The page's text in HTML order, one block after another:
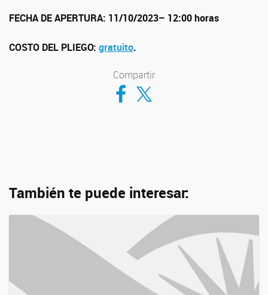
FECHA DE APERTURA: 11/10/2023– 12:00 horas
COSTO DEL PLIEGO: gratuito.
Compartir
Compartir en Facebook
Compartir en Twitter
También te puede interesar: